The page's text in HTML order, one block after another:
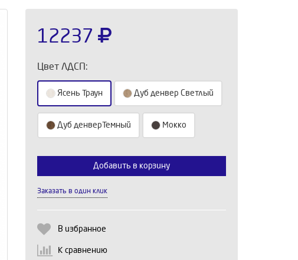
12237
Цвет ЛДСП:
Ясень Траун Дуб денвер Светлый
Дуб денверТемный Мокко
Выберите количество:
Добавить в корзину
Заказать в один клик
В избранное
К сравнению